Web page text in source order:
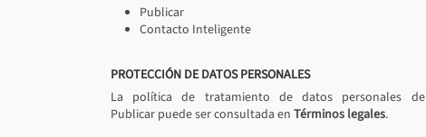
Publicar
Contacto Inteligente
PROTECCIÓN DE DATOS PERSONALES
La política de tratamiento de datos personales de
Publicar puede ser consultada en Términos legales.